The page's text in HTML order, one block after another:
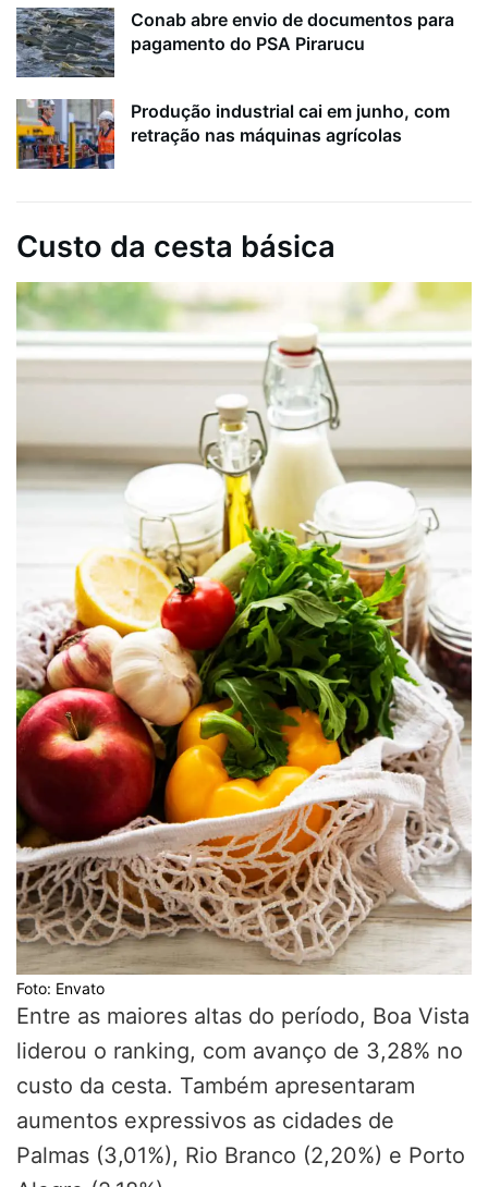
Conab abre envio de documentos para
pagamento do PSA Pirarucu
Produção industrial cai em junho, com
retração nas máquinas agrícolas
Custo da cesta básica
Foto: Envato
Entre as maiores altas do período, Boa Vista
liderou o ranking, com avanço de 3,28% no
custo da cesta. Também apresentaram
aumentos expressivos as cidades de
Palmas (3,01%), Rio Branco (2,20%) e Porto